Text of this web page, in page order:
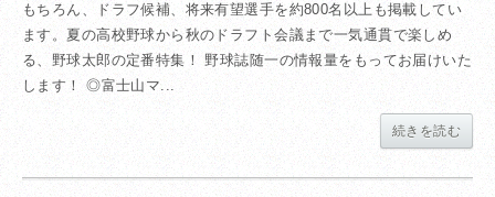
もちろん、ドラフ候補、将来有望選手を約800名以上も掲載してい
ます。夏の高校野球から秋のドラフト会議まで一気通貫で楽しめ
る、野球太郎の定番特集！ 野球誌随一の情報量をもってお届けいた
します！ ◎富士山マ...
続きを読む